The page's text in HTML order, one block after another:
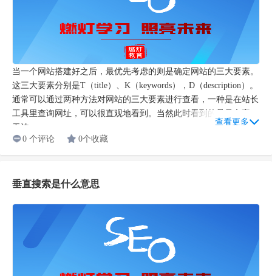
当一个网站搭建好之后，最优先考虑的则是确定网站的三大要素。
这三大要素分别是T（title）、K（keywords），D（description）。
通常可以通过两种方法对网站的三大要素进行查看，一种是在站长
工具里查询网址，可以很直观地看到。当然此时看到的只是文字，
无法...
查看更多
0 个评论
0个收藏
垂直搜索是什么意思